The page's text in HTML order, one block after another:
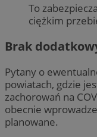
To
ciężkim
Brak
Pytany o
powiatach, gdzie
zachorowań na
obecnie
planowane.